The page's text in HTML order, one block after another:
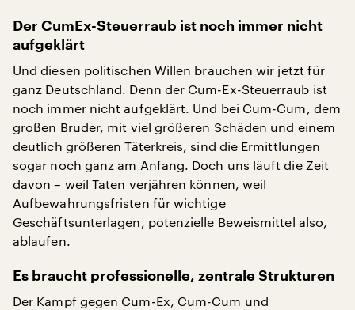
Der CumEx-Steuerraub ist noch immer nicht
aufgeklärt
Und diesen politischen Willen brauchen wir jetzt für
ganz Deutschland. Denn der Cum-Ex-Steuerraub ist
noch immer nicht aufgeklärt. Und bei Cum-Cum, dem
großen Bruder, mit viel größeren Schäden und einem
deutlich größeren Täterkreis, sind die Ermittlungen
sogar noch ganz am Anfang. Doch uns läuft die Zeit
davon – weil Taten verjähren können, weil
Aufbewahrungsfristen für wichtige
Geschäftsunterlagen, potenzielle Beweismittel also,
ablaufen.
Es braucht professionelle, zentrale Strukturen
Der Kampf gegen Cum-Ex, Cum-Cum und